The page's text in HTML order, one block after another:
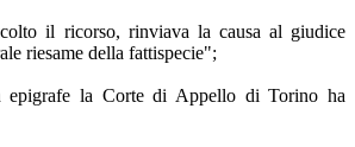
il ricorso, rinviava la causa al giudice
riesame della fattispecie";
epigrafe la Corte di Appello di Torino ha